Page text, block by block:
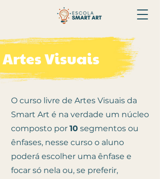
Artes Visuais
O curso livre de Artes Visuais da
Smart Art é na verdade um núcleo
composto por 10 segmentos ou
ênfases, nesse curso o aluno
poderá escolher uma ênfase e
focar só nela ou, se preferir,